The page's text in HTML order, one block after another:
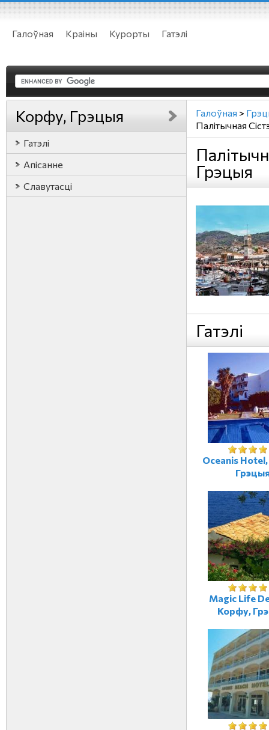
Галоўная Краіны Курорты Гатэлі
Корфу, Грэцыя
Гатэлі
Апісанне
Славутасці
Галоўная >
Палітычная
Грэцыя
Гатэлі
Oceanis
Magic Life
Корфу,